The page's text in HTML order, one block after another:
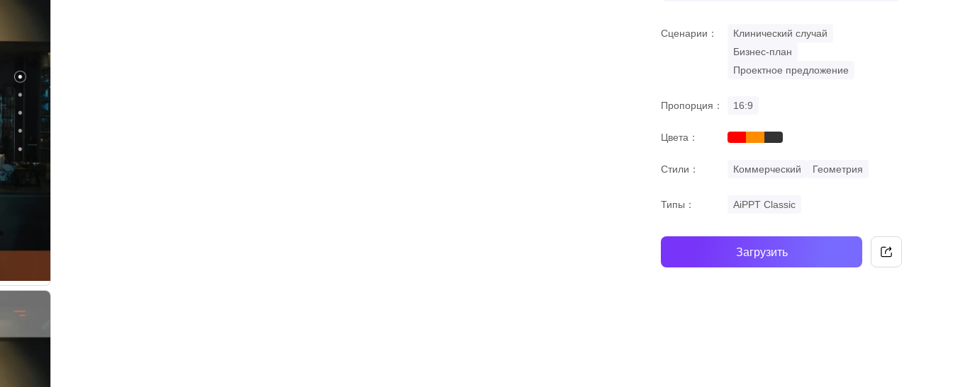
Сценарии：
Клинический случай
Бизнес-план
Проектное предложение
Пропорция： 16:9
Цвета： red orange
black
Стили： Коммерческий Геометрия
Типы： AiPPT Classic
Загрузить